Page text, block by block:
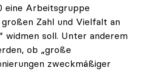
eine Arbeitsgruppe
Zahl und Vielfalt an
widmen soll. Unter anderem
ob „große
zweckmäßiger